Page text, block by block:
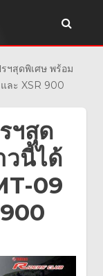
ฯสุดพิเศษ พร้อม
ละ XSR 900
ฯสุด
วนี้ได้
09